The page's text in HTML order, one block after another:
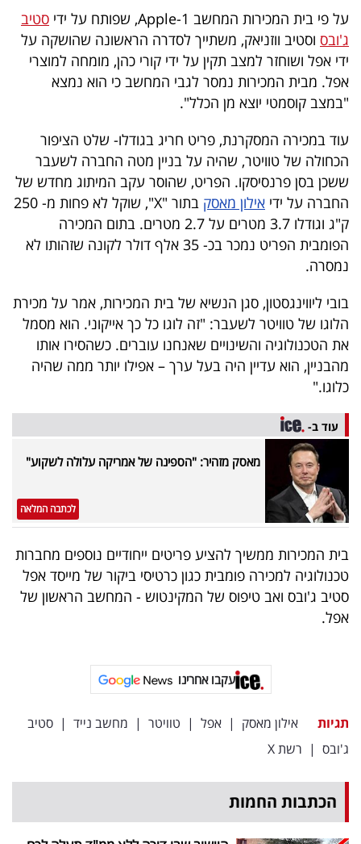
הכלכלי
פודקאסט
40
UNDER
40
שיתופי
פעולה
דרושים
ניוזלטרים
אדום
פרסמו
באייס
עקבו
אחרינו:
על פי בית המכירות המחשב Apple-1, שפותח על ידי
סטיב
ג'ובס וסטיב ווזניאק, משתייך לסדרה הראשונה שהושקה על
ידי אפל ושוחזר למצב תקין על ידי קורי כהן, מומחה למוצרי
אפל. מבית המכירות נמסר לגבי המחשב כי הוא נמצא
"במצב קוסמטי יוצא מן הכלל".
עוד במכירה המסקרנת, פריט חריג בגודלו- שלט הציפור
הכחולה של טוויטר, שהיה על בניין מטה החברה לשעבר
ששכן בסן פרנסיסקו. הפריט, שהוסר עקב המיתוג מחדש של
החברה על ידי אילון מאסק
בתור "X", שוקל לא פחות מ- 250
ק"ג וגודלו 3.7 מטרים על 2.7 מטרים. בתום המכירה
הפומבית הפריט נמכר בכ- 35 אלף דולר לקונה שזהותו לא
נמסרה.
בובי ליווינגסטון, סגן הנשיא של בית המכירות, אמר על מכירת
הלוגו של טוויטר לשעבר: "זה לוגו כל כך אייקוני. הוא מסמל
את הטכנולוגיה והשינויים שאנחנו עוברים. כשהסירו אותו
מהבניין, הוא עדיין היה בעל ערך – אפילו יותר ממה שהיה
כלוגו."
עוד ב-
מאסק מזהיר: "הספינה של אמריקה עלולה לשקוע"
לכתבה המלאה
בית המכירות ממשיך להציע פריטים ייחודיים נוספים מחברות
טכנולוגיה למכירה פומבית כגון כרטיסי ביקור של מייסד אפל
סטיב ג'ובס ואב טיפוס של המקינטוש - המחשב הראשון של
אפל.
עקבו אחרינו
תגיות אילון מאסק | אפל | טוויטר | מחשב נייד | סטיב
ג'ובס | רשת X
הכתבות החמות